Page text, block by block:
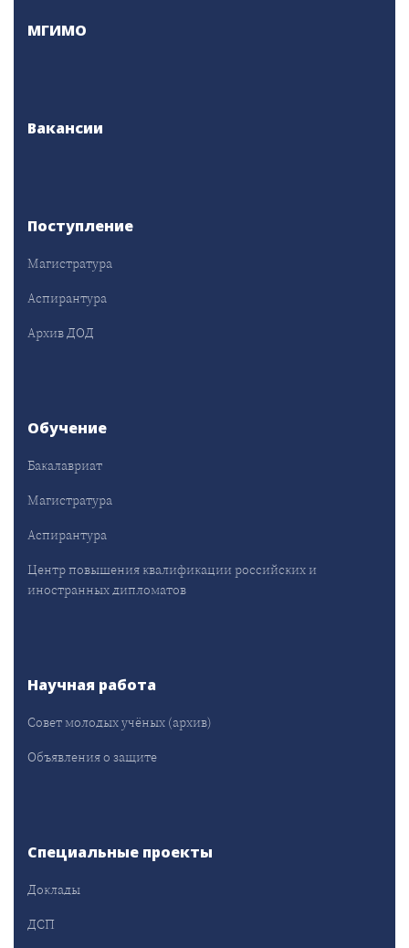
МГИМО
Вакансии
Поступление
Магистратура
Аспирантура
Архив ДОД
Обучение
Бакалавриат
Магистратура
Аспирантура
Центр повышения квалификации российских и
иностранных дипломатов
Научная работа
Совет молодых учёных (архив)
Объявления о защите
Специальные проекты
Доклады
ДСП